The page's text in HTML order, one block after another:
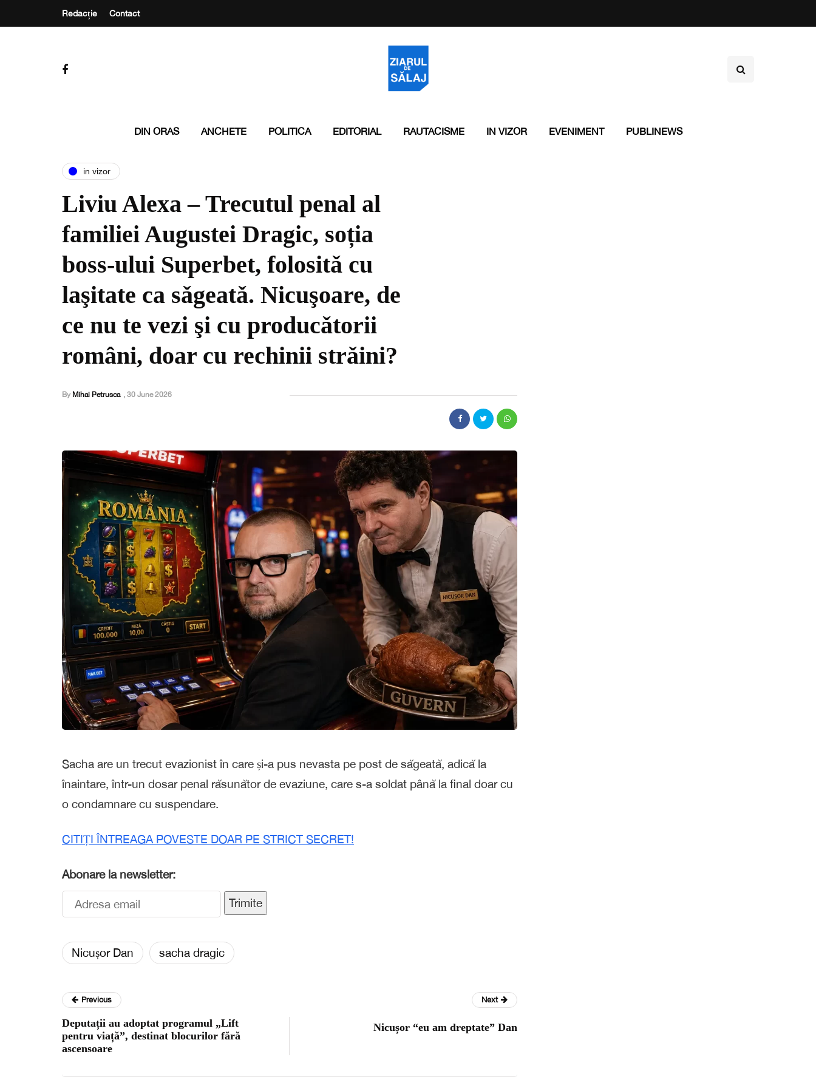
Redacție Contact
DIN ORAS ANCHETE POLITICA EDITORIAL RAUTACISME IN VIZOR EVENIMENT PUBLINEWS
in vizor
Liviu Alexa – Trecutul penal al
familiei Augustei Dragic, soția
boss-ului Superbet, folositǎ cu
laşitate ca sǎgeatǎ. Nicuşoare, de
ce nu te vezi şi cu producǎtorii
români, doar cu rechinii strǎini?
By Mihai Petrusca , 30 June 2026
Sacha are un trecut evazionist în care și-a pus nevasta pe post de săgeată, adică la
înaintare, într-un dosar penal răsunător de evaziune, care s-a soldat până la final doar cu
o condamnare cu suspendare.
CITIȚI ÎNTREAGA POVESTE DOAR PE STRICT SECRET!
Abonare la newsletter:
Trimite
Nicușor Dan sacha dragic
Previous
Deputații au adoptat programul „Lift
pentru viață”, destinat blocurilor fără
ascensoare
Next
Nicușor “eu am dreptate” Dan